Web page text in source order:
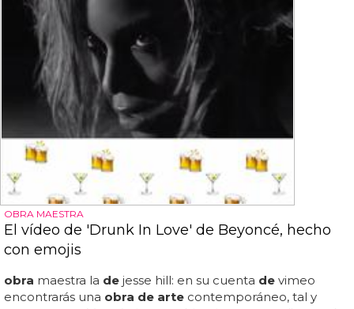
OBRA MAESTRA
El vídeo de 'Drunk In Love' de Beyoncé, hecho
con emojis
obra maestra la de jesse hill: en su cuenta de vimeo
encontrarás una obra de arte contemporáneo, tal y